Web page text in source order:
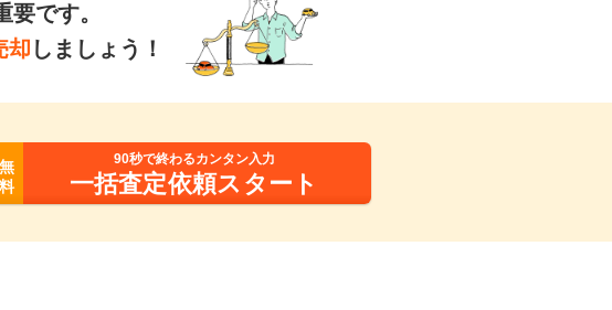
要です。
却 しましょう！
無
料
90秒で終わるカンタン入力
一括査定依頼スタート